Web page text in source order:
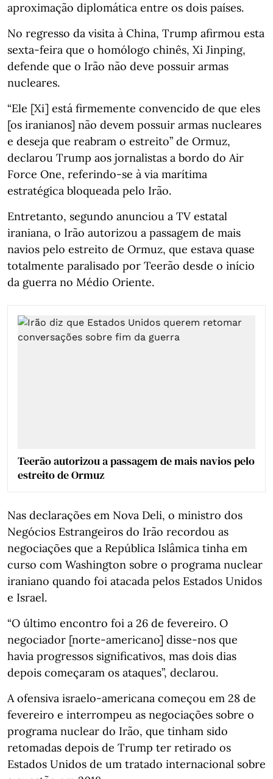
aproximação diplomática entre os dois países.
No regresso da visita à China, Trump afirmou esta
sexta-feira que o homólogo chinês, Xi Jinping,
defende que o Irão não deve possuir armas
nucleares.
“Ele [Xi] está firmemente convencido de que eles
[os iranianos] não devem possuir armas nucleares
e deseja que reabram o estreito” de Ormuz,
declarou Trump aos jornalistas a bordo do Air
Force One, referindo-se à via marítima
estratégica bloqueada pelo Irão.
Entretanto, segundo anunciou a TV estatal
iraniana, o Irão autorizou a passagem de mais
navios pelo estreito de Ormuz, que estava quase
totalmente paralisado por Teerão desde o início
da guerra no Médio Oriente.
Teerão autorizou a passagem de mais navios pelo
estreito de Ormuz
Nas declarações em Nova Deli, o ministro dos
Negócios Estrangeiros do Irão recordou as
negociações que a República Islâmica tinha em
curso com Washington sobre o programa nuclear
iraniano quando foi atacada pelos Estados Unidos
e Israel.
“O último encontro foi a 26 de fevereiro. O
negociador [norte-americano] disse-nos que
havia progressos significativos, mas dois dias
depois começaram os ataques”, declarou.
A ofensiva israelo-americana começou em 28 de
fevereiro e interrompeu as negociações sobre o
programa nuclear do Irão, que tinham sido
retomadas depois de Trump ter retirado os
Estados Unidos de um tratado internacional sobre